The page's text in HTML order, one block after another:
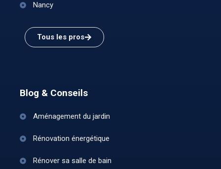
Nancy
Tous les pros
Blog & Conseils
Aménagement du jardin
Rénovation énergétique
Rénover sa salle de bain